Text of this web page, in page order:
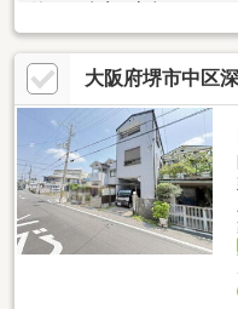
す！・屋根裏収納付き！季
きり収納できます♪◆リフォ
／ウォシュレット交換／イン
ハウスクリーニング 他ハウ
上場企業】です。不動産購
リーダムにお任せ下さい。
を完備しております！）
大阪府堺市中区